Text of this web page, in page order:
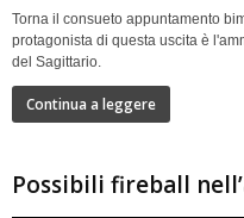
Torna il consueto appuntamento
protagonista di questa uscita è
del Sagittario.
Continua a leggere
Possibili fireball